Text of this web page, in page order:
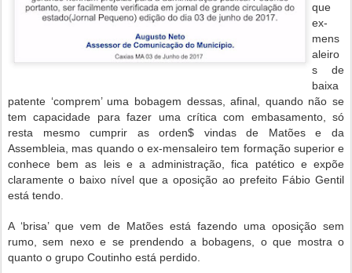
que
ex-
mens
aleiro
s de
baixa
patente ‘comprem’ uma bobagem dessas, afinal, quando não se
tem capacidade para fazer uma crítica com embasamento, só
resta mesmo cumprir as orden$ vindas de Matões e da
Assembleia, mas quando o ex-mensaleiro tem formação superior e
conhece bem as leis e a administração, fica patético e expõe
claramente o baixo nível que a oposição ao prefeito Fábio Gentil
está tendo.
A ‘brisa’ que vem de Matões está fazendo uma oposição sem
rumo, sem nexo e se prendendo a bobagens, o que mostra o
quanto o grupo Coutinho está perdido.